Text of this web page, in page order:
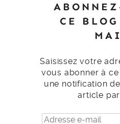
CE
Saisissez votre
vous abonner à
une notification
article
Adresse